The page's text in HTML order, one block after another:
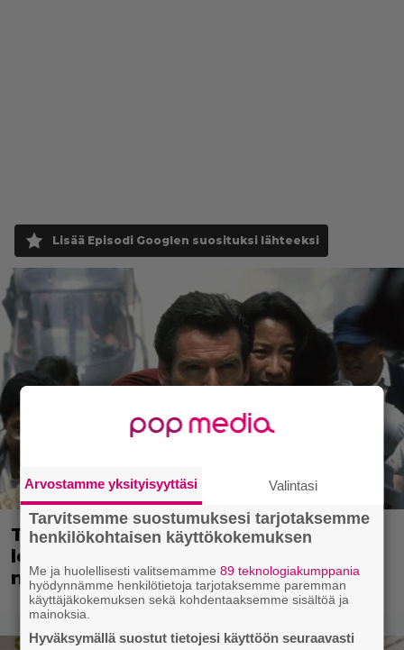
Lisää Episodi Googlen suosituksi lähteeksi
Tänään tv:ssä: Vuoden 1997 Bond-
leffassa nähdään hämmenttävän
nykyaikainen kännykkä
Arvostamme yksityisyyttäsi Valintasi
Tarvitsemme suostumuksesi tarjotaksemme
henkilökohtaisen käyttökokemuksen
Me ja huolellisesti valitsemamme89 teknologiakumppania
hyödynnämme henkilötietoja tarjotaksemme paremman
käyttäjäkokemuksen sekä kohdentaaksemme sisältöä ja
mainoksia.
Hyväksymällä suostut tietojesi käyttöön seuraavasti